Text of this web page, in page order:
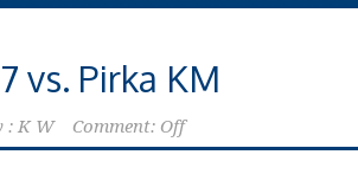
vs. Pirka KM
: K W Comment: Off